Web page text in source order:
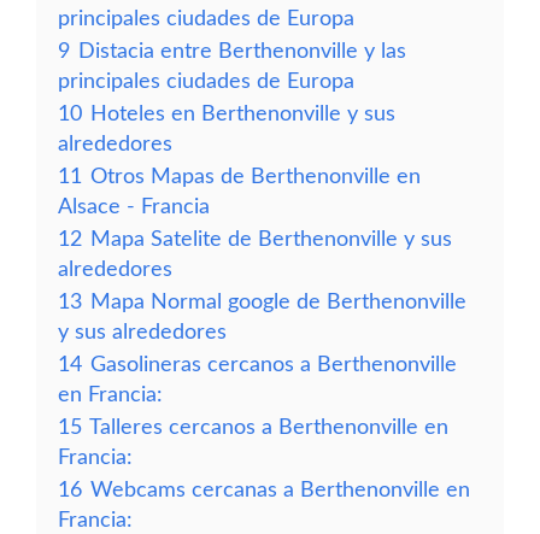
principales ciudades de Europa
9 Distacia entre Berthenonville y las
principales ciudades de Europa
10 Hoteles en Berthenonville y sus
alrededores
11 Otros Mapas de Berthenonville en
Alsace - Francia
12 Mapa Satelite de Berthenonville y sus
alrededores
13 Mapa Normal google de Berthenonville
y sus alrededores
14 Gasolineras cercanos a Berthenonville
en Francia:
15 Talleres cercanos a Berthenonville en
Francia:
16 Webcams cercanas a Berthenonville en
Francia: